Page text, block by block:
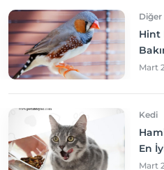
Diğer
Hint
Mart
Kedi
En
Mart